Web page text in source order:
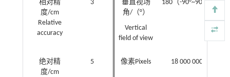
相对精
度/cm
Relative
accuracy
3
垂直视场
角/（°）
Vertical
field of view
180（-90°~90°）
绝对精
度/cm
5 像素Pixels 18 000 000